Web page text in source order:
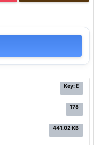
Key: E
178
441.02 KB